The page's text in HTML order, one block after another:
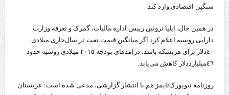
سنگین اقتصادی وارد کند.
در همین حال، ایلیا ترونین رییس اداره مالیات، ‌گمرک و تعرفه وزارت
دارایی روسیه اعلام کرد اگر میانگین قیمت نفت در سال‌جاری میلادی
٤٠دلار برای هربشکه باشد، درآمدهای بودجه ٢٠١٥ میلادی روسیه حدود
٤٦میلیارددلار کاهش می‌یابد.
روزنامه نیویورک‌تایمز هم با انتشار گزارشی، مدعی شده است: عربستان